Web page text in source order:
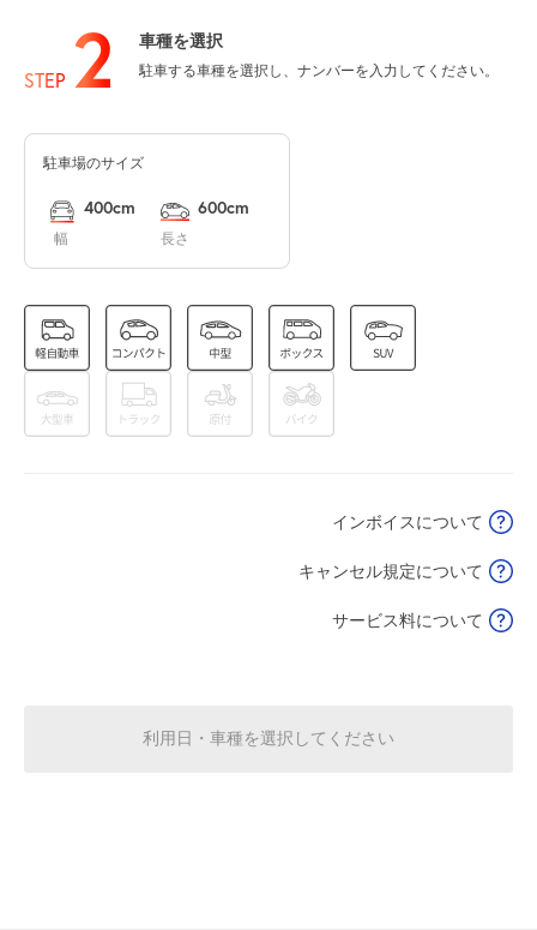
8月13日 (木) ¥370
8月14日 (金)
8月15日 (土) ¥370
空き3
8月16日 (日)
0:00～24:00
¥370
0:00～24:00
空き3
STEP 2 車種を選択
駐車する車種を選択し、ナンバーを入力してください。
駐車場のサイズ
幅
400cm
長さ
600cm
インボイスについて
キャンセル規定について
サービス料について
利用日・車種を選択してください